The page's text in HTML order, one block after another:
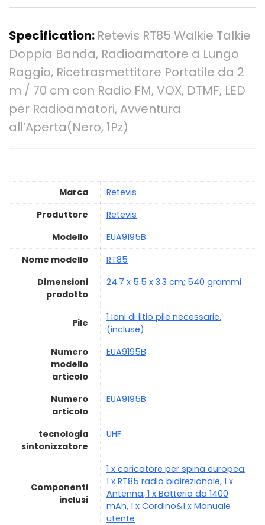
Specification: Retevis RT85 Walkie Talkie
Doppia Banda, Radioamatore a Lungo
Raggio, Ricetrasmettitore Portatile da 2
m / 70 cm con Radio FM, VOX, DTMF, LED
per Radioamatori, Avventura
all’Aperta(Nero, 1Pz)
Marca
‎Retevis
Produttore
‎Retevis
Modello
‎EUA9195B
Nome modello
‎RT85
Dimensioni
prodotto
‎24.7 x 5.5 x 3.3 cm; 540 grammi
Pile
‎1 Ioni di litio pile necessarie.
(incluse)
Numero
modello
articolo
‎EUA9195B
Numero
articolo
‎EUA9195B
tecnologia
sintonizzatore
‎UHF
Componenti
inclusi
‎1 x caricatore per spina europea,
1 x RT85 radio bidirezionale, 1 x
Antenna, 1 x Batteria da 1400
mAh, 1 x Cordino&1 x Manuale
utente